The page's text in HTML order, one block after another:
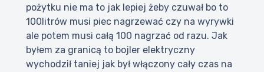
pożytku nie ma to jak lepiej żeby czuwał bo to
100litrów musi piec nagrzewać czy na wyrywki
ale potem musi całą 100 nagrzać od razu. Jak
byłem za granicą to bojler elektryczny
wychodził taniej jak był włączony cały czas na